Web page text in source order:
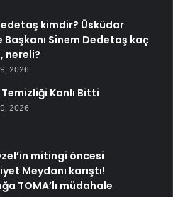
kimdir? Üsküdar
Başkanı Sinem Dedetaş kaç
nereli?
2026
Kanlı Bitti
2026
mitingi öncesi
Meydanı karıştı!
TOMA’lı müdahale